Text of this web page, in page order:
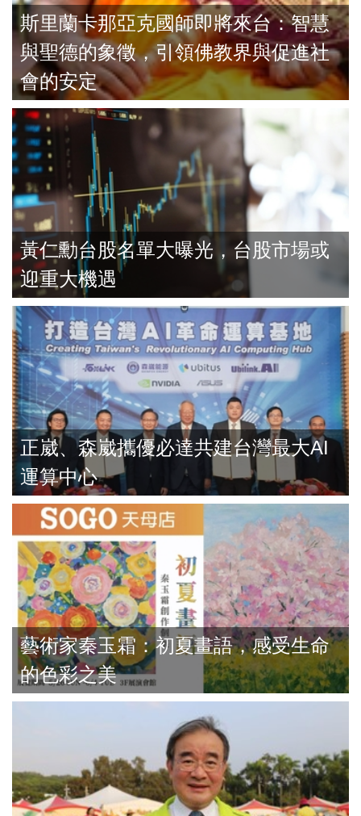
斯里蘭卡那亞克國師即將來台：智慧
與聖德的象徵，引領佛教界與促進社
會的安定
黃仁勳台股名單大曝光，台股市場或
迎重大機遇
正崴、森崴攜優必達共建台灣最大AI
運算中心
藝術家秦玉霜：初夏畫語，感受生命
的色彩之美